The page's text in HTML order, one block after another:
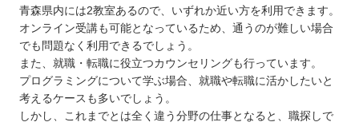
青森県内には2教室あるので、いずれか近い方を利用できます。
オンライン受講も可能となっているため、通うのが難しい場合
でも問題なく利用できるでしょう。
また、就職・転職に役立つカウンセリングも行っています。
プログラミングについて学ぶ場合、就職や転職に活かしたいと
考えるケースも多いでしょう。
しかし、これまでとは全く違う分野の仕事となると、職探しで